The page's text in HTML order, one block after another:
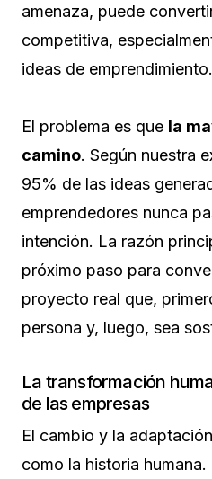
amenaza, puede
competitiva,
ideas de emprendimiento.
El problema es que la
camino. Según nuestra
95% de las ideas
emprendedores nunca
intención. La razón
próximo paso para
proyecto real que,
persona y, luego, sea
La transformación
de las empresas
El cambio y la
como la historia